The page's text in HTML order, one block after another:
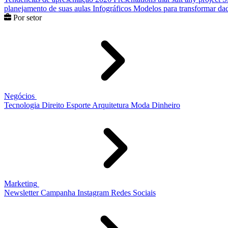
planejamento de suas aulas Infográficos Modelos para transformar
Por setor
Negócios
Tecnologia Direito Esporte Arquitetura Moda Dinheiro
Marketing
Newsletter Campanha Instagram Redes Sociais